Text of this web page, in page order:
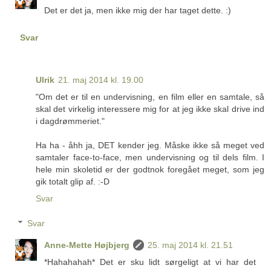
Det er det ja, men ikke mig der har taget dette. :)
Svar
Ulrik 21. maj 2014 kl. 19.00
"Om det er til en undervisning, en film eller en samtale, så
skal det virkelig interessere mig for at jeg ikke skal drive ind
i dagdrømmeriet."
Ha ha - åhh ja, DET kender jeg. Måske ikke så meget ved
samtaler face-to-face, men undervisning og til dels film. I
hele min skoletid er der godtnok foregået meget, som jeg
gik totalt glip af. :-D
Svar
Svar
Anne-Mette Højbjerg
25. maj 2014 kl. 21.51
*Hahahahah* Det er sku lidt sørgeligt at vi har det